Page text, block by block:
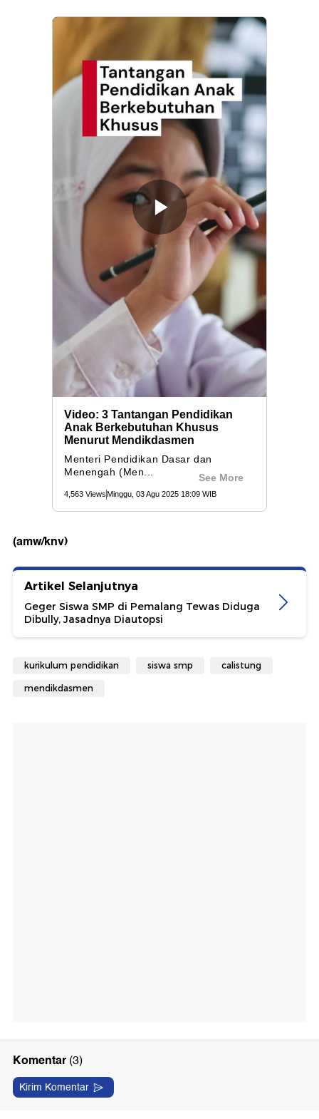
(amw/knv)
Artikel Selanjutnya
Geger Siswa SMP di Pemalang Tewas Diduga
Dibully, Jasadnya Diautopsi
kurikulum pendidikan siswa smp calistung
mendikdasmen